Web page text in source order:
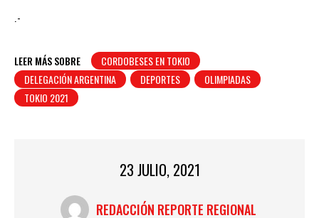
.-
LEER MÁS SOBRE
CORDOBESES EN TOKIO
DELEGACIÓN ARGENTINA
DEPORTES
OLIMPIADAS
TOKIO 2021
23 JULIO, 2021
REDACCIÓN REPORTE REGIONAL